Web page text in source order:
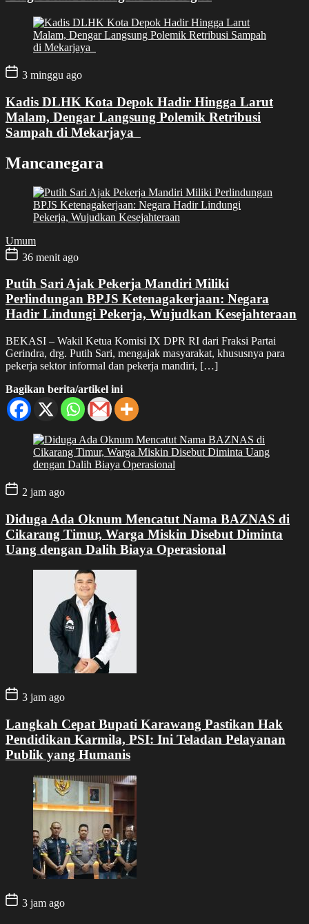
3 minggu ago
Kadis DLHK Kota Depok Hadir Hingga Larut
Malam, Dengar Langsung Polemik Retribusi
Sampah di Mekarjaya
Mancanegara
Umum
36 menit ago
Putih Sari Ajak Pekerja Mandiri Miliki
Perlindungan BPJS Ketenagakerjaan: Negara
Hadir Lindungi Pekerja, Wujudkan Kesejahteraan
BEKASI – Wakil Ketua Komisi IX DPR RI dari Fraksi Partai
Gerindra, drg. Putih Sari, mengajak masyarakat, khususnya para
pekerja sektor informal dan pekerja mandiri, […]
Bagikan berita/artikel ini
2 jam ago
Diduga Ada Oknum Mencatut Nama BAZNAS di
Cikarang Timur, Warga Miskin Disebut Diminta
Uang dengan Dalih Biaya Operasional
3 jam ago
Langkah Cepat Bupati Karawang Pastikan Hak
Pendidikan Karmila, PSI: Ini Teladan Pelayanan
Publik yang Humanis
3 jam ago